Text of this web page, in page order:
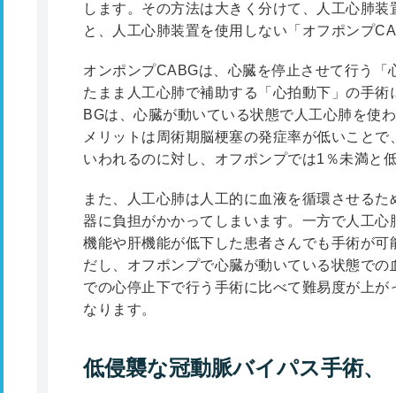
します。その方法は大きく分けて、人工心肺
と、人工心肺装置を使用しない「オフポンプ
オンポンプCABGは、心臓を停止させて行う「
たまま人工心肺で補助する「心拍動下」の手
BGは、心臓が動いている状態で人工心肺を使
メリットは周術期脳梗塞の発症率が低いこと
いわれるのに対し、オフポンプでは1％未満と
また、人工心肺は人工的に血液を循環させる
器に負担がかかってしまいます。一方で人工
機能や肝機能が低下した患者さんでも手術が
だし、オフポンプで心臓が動いている状態で
での心停止下で行う手術に比べて難易度が上
なります。
低侵襲な冠動脈バイパス手術、